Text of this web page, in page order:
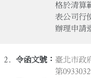
格於清算
表公司行
辦理申請
2.
臺北市政
第